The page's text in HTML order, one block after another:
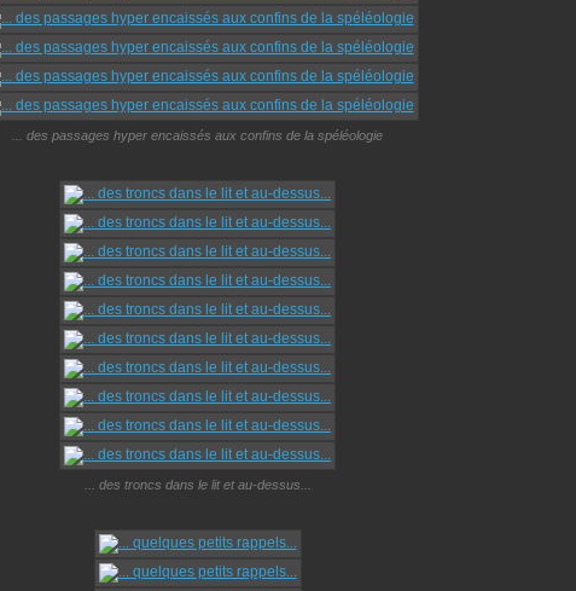
... des passages hyper encaissés aux confins de la spéléologie
... des troncs dans le lit et au-dessus...